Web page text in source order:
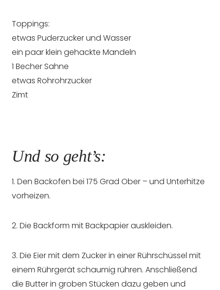
Toppings:
etwas Puderzucker und Wasser
ein paar klein gehackte Mandeln
1 Becher Sahne
etwas Rohrohrzucker
Zimt
Und so geht’s:
1. Den Backofen bei 175 Grad Ober – und Unterhitze
vorheizen.
2. Die Backform mit Backpapier auskleiden.
3. Die Eier mit dem Zucker in einer Rührschüssel mit
einem Rührgerät schaumig rühren. Anschließend
die Butter in groben Stücken dazu geben und